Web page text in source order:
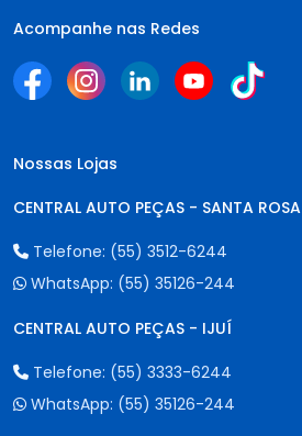
Acompanhe nas Redes
Nossas Lojas
CENTRAL AUTO PEÇAS - SANTA ROSA
Telefone: (55) 3512-6244
WhatsApp: (55) 35126-244
CENTRAL AUTO PEÇAS - IJUÍ
Telefone: (55) 3333-6244
WhatsApp: (55) 35126-244